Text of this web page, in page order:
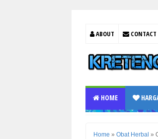
ABOUT
HOME
Home » Obat Herbal »